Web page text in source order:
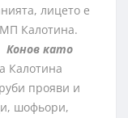
лицето е
Калотина.
Конов като
Калотина
прояви и
шофьори,